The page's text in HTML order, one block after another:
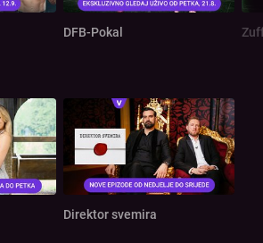
DFB-Pokal
Direktor svemira